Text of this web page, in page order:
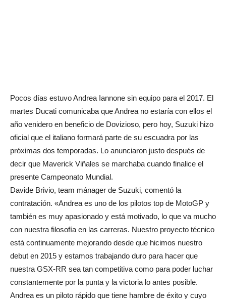
Pocos días estuvo Andrea Iannone sin equipo para el 2017. El
martes Ducati comunicaba que Andrea no estaría con ellos el
año venidero en beneficio de Dovizioso, pero hoy, Suzuki hizo
oficial que el italiano formará parte de su escuadra por las
próximas dos temporadas. Lo anunciaron justo después de
decir que Maverick Viñales se marchaba cuando finalice el
presente Campeonato Mundial.
Davide Brivio, team mánager de Suzuki, comentó la
contratación. «Andrea es uno de los pilotos top de MotoGP y
también es muy apasionado y está motivado, lo que va mucho
con nuestra filosofía en las carreras. Nuestro proyecto técnico
está continuamente mejorando desde que hicimos nuestro
debut en 2015 y estamos trabajando duro para hacer que
nuestra GSX-RR sea tan competitiva como para poder luchar
constantemente por la punta y la victoria lo antes posible.
Andrea es un piloto rápido que tiene hambre de éxito y cuyo